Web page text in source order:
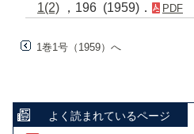
1(2) ，196 (1959)． PDF
1巻1号（1959）へ
よく読まれているページ